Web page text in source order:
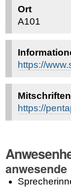
Ort
A101
https://
Mitschriften
https://